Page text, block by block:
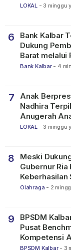
LOKAL - 3 minggu
6
Bank Kalbar
Dukung
Barat melalui
Bank Kalbar - 4
7
Anak
Nadhira
Anugerah
2026
LOKAL - 3 minggu
8
Meski
Gubernur
Keberhasilan
Dunia FIFA
Olahraga - 2
9
BPSDM
Pusat
Kompetensi
BPSDM Kalbar - 3